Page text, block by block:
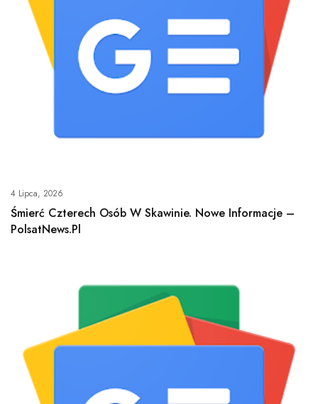
4 Lipca, 2026
Śmierć Czterech Osób W Skawinie. Nowe Informacje –
PolsatNews.pl